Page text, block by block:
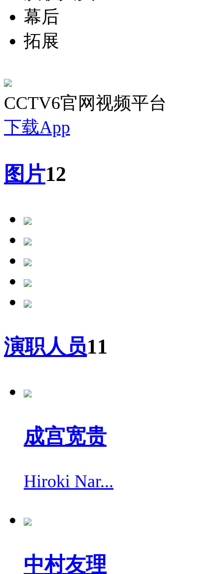
幕后
拓展
CCTV6官网视频平台
下载App
图片12
演职人员11
成宫宽贵
Hiroki Nar...
中村友理